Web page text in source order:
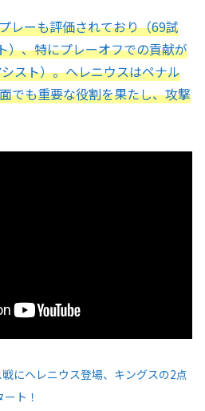
レーも評価されており（69試
）、特にプレーオフでの貢献が
スト）。ヘレニウスはペナル
でも重要な役割を果たし、攻撃
にヘレニウス登場、キングスの2点
ト！